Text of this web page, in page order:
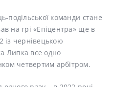
подільської команди стане
на грі «Епіцентра» ще в
із чернівецькою
Липка все одно
четвертим арбітром.